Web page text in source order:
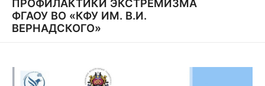
ПРОФИЛАКТИКИ ЭКСТРЕМИЗМА
ФГАОУ ВО «КФУ ИМ. В.И.
ВЕРНАДСКОГО»